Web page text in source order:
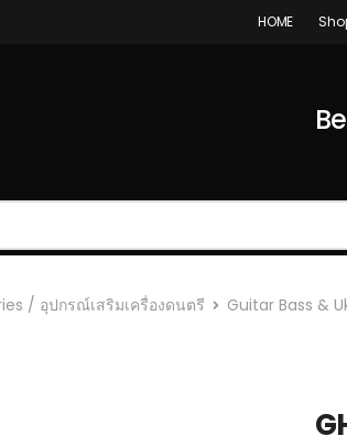
HOME
/ อุปกรณ์เสริมเครื่องดนตรี
Guitar Bass &